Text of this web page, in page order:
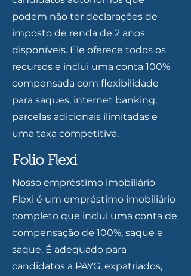
podem não ter declarações de
imposto de renda de 2 anos
disponíveis. Ele oferece todos os
recursos e inclui uma conta 100%
compensada com flexibilidade
para saques, internet banking,
parcelas adicionais ilimitadas e
uma taxa competitiva.
Folio Flexi
Nosso empréstimo imobiliário
Flexi é um empréstimo imobiliário
completo que inclui uma conta de
compensação de 100%, saque e
saque. É adequado para
candidatos a PAYG, expatriados,